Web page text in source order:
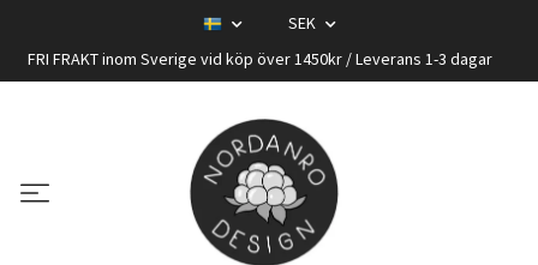
SEK
FRI FRAKT inom Sverige vid köp över 1450kr / Leverans 1-3 dagar